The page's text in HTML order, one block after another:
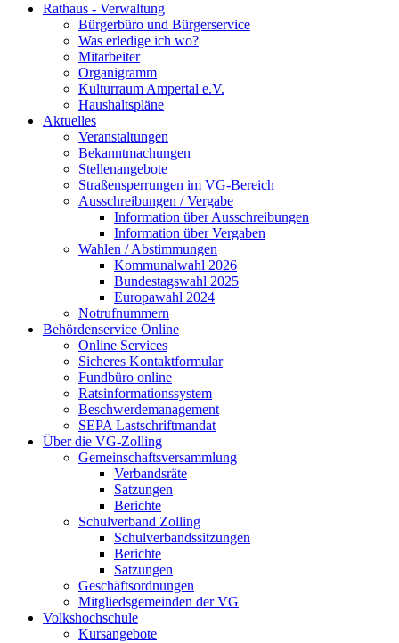
Rathaus - Verwaltung
Bürgerbüro und Bürgerservice
Was erledige ich wo?
Mitarbeiter
Organigramm
Kulturraum Ampertal e.V.
Haushaltspläne
Aktuelles
Veranstaltungen
Bekanntmachungen
Stellenangebote
Straßensperrungen im VG-Bereich
Ausschreibungen / Vergabe
Information über Ausschreibungen
Information über Vergaben
Wahlen / Abstimmungen
Kommunalwahl 2026
Bundestagswahl 2025
Europawahl 2024
Notrufnummern
Behördenservice Online
Online Services
Sicheres Kontaktformular
Fundbüro online
Ratsinformationssystem
Beschwerdemanagement
SEPA Lastschriftmandat
Über die VG-Zolling
Gemeinschaftsversammlung
Verbandsräte
Satzungen
Berichte
Schulverband Zolling
Schulverbandssitzungen
Berichte
Satzungen
Geschäftsordnungen
Mitgliedsgemeinden der VG
Volkshochschule
Kursangebote